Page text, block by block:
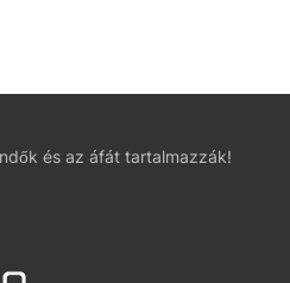
és az áfát tartalmazzák!